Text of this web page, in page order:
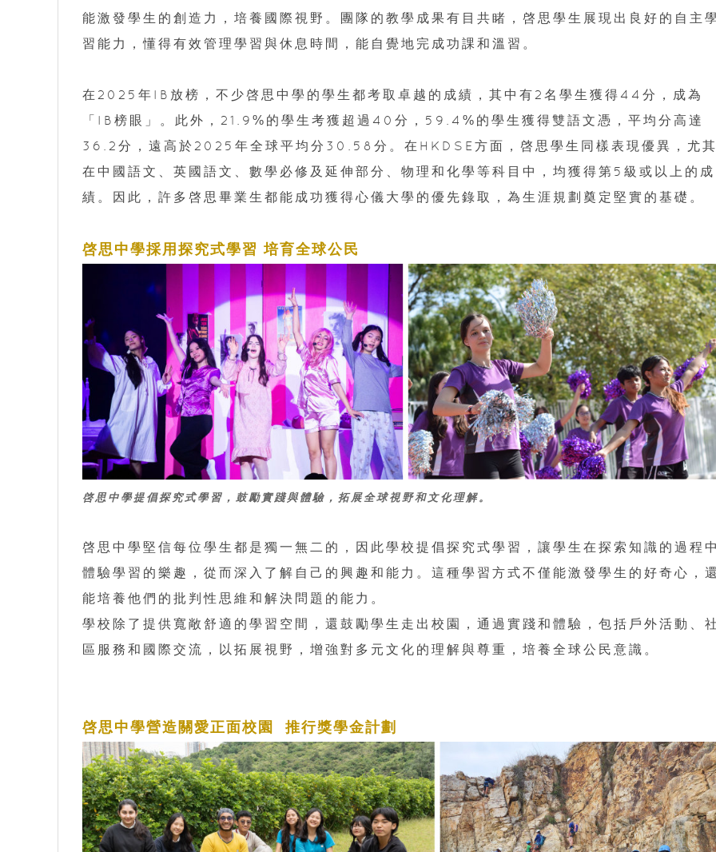
能激發學生的創造力，培養國際視野。團隊的教學成果有目共睹，啓思學生展現出良好的自主
習能力，懂得有效管理學習與休息時間，能自覺地完成功課和溫習。
在2025年IB放榜，不少啓思中學的學生都考取卓越的成績，其中有2名學生獲得44分，成為
「IB榜眼」。此外，21.9%的學生考獲超過40分，59.4%的學生獲得雙語文憑，平均分高達
36.2分，遠高於2025年全球平均分30.58分。在HKDSE方面，啓思學生同樣表現優異，尤
在中國語文、英國語文、數學必修及延伸部分、物理和化學等科目中，均獲得第5級或以上的成
績。因此，許多啓思畢業生都能成功獲得心儀大學的優先錄取，為生涯規劃奠定堅實的基礎。
啓思中學採用探究式學習 培育全球公民
啓思中學提倡探究式學習，鼓勵實踐與體驗，拓展全球視野和文化理解。
啓思中學堅信每位學生都是獨一無二的，因此學校提倡探究式學習，讓學生在探索知識的過程
體驗學習的樂趣，從而深入了解自己的興趣和能力。這種學習方式不僅能激發學生的好奇心，
能培養他們的批判性思維和解決問題的能力。
學校除了提供寬敞舒適的學習空間，還鼓勵學生走出校園，通過實踐和體驗，包括戶外活動、
區服務和國際交流，以拓展視野，增強對多元文化的理解與尊重，培養全球公民意識。
啓思中學營造關愛正面校園 推行獎學金計劃